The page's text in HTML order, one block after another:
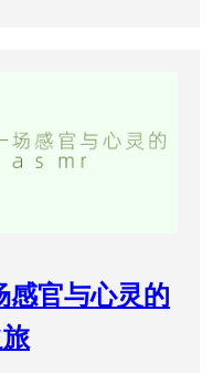
感官与心灵的